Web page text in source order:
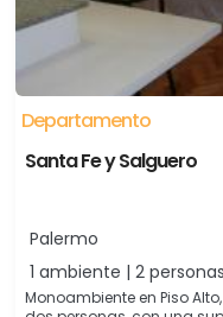
Departamento
Santa Fe y Salguero
Palermo
1 ambiente | 2 personas
Monoambiente en Piso